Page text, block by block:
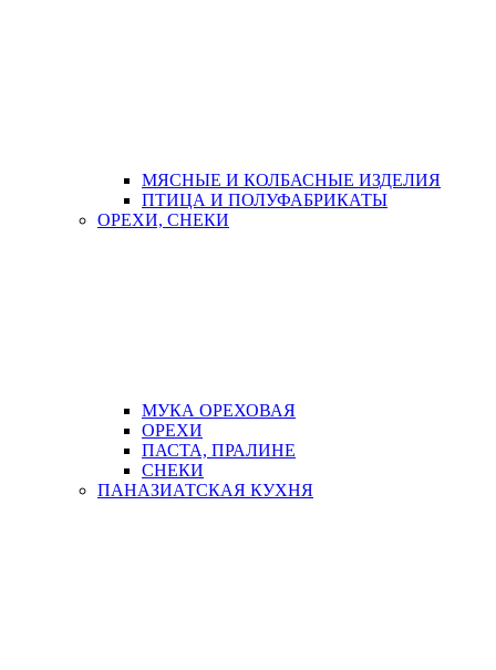
МЯСНЫЕ И КОЛБАСНЫЕ ИЗДЕЛИЯ
ПТИЦА И ПОЛУФАБРИКАТЫ
ОРЕХИ, СНЕКИ
МУКА ОРЕХОВАЯ
ОРЕХИ
ПАСТА, ПРАЛИНЕ
СНЕКИ
ПАНАЗИАТСКАЯ КУХНЯ